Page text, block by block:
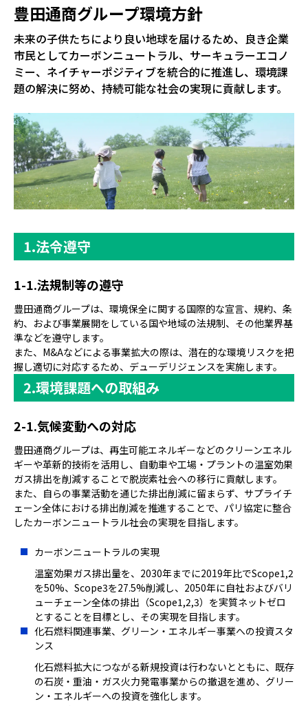
豊田通商グループ環境方針
未来の子供たちにより良い地球を届けるため、良き企業
市民としてカーボンニュートラル、サーキュラーエコノ
ミー、ネイチャーポジティブを統合的に推進し、環境課
題の解決に努め、持続可能な社会の実現に貢献します。
法令遵守
法規制等の遵守
豊田通商グループは、環境保全に関する国際的な宣言、規約、条
約、および事業展開をしている国や地域の法規制、その他業界基
準などを遵守します。
また、M&Aなどによる事業拡大の際は、潜在的な環境リスクを把
握し適切に対応するため、デューデリジェンスを実施します。
環境課題への取組み
気候変動への対応
豊田通商グループは、再生可能エネルギーなどのクリーンエネル
ギーや革新的技術を活用し、自動車や工場・プラントの温室効果
ガス排出を削減することで脱炭素社会への移行に貢献します。
また、自らの事業活動を通じた排出削減に留まらず、サプライチ
ェーン全体における排出削減を推進することで、パリ協定に整合
したカーボンニュートラル社会の実現を目指します。
カーボンニュートラルの実現
温室効果ガス排出量を、2030年までに2019年比でScope1,2
を50%、Scope3を27.5%削減し、2050年に自社およびバリ
ューチェーン全体の排出（Scope1,2,3）を実質ネットゼロ
とすることを目標とし、その実現を目指します。
化石燃料関連事業、グリーン・エネルギー事業への投資スタ
ンス
化石燃料拡大につながる新規投資は行わないとともに、既存
の石炭・重油・ガス火力発電事業からの撤退を進め、グリー
ン・エネルギーへの投資を強化します。